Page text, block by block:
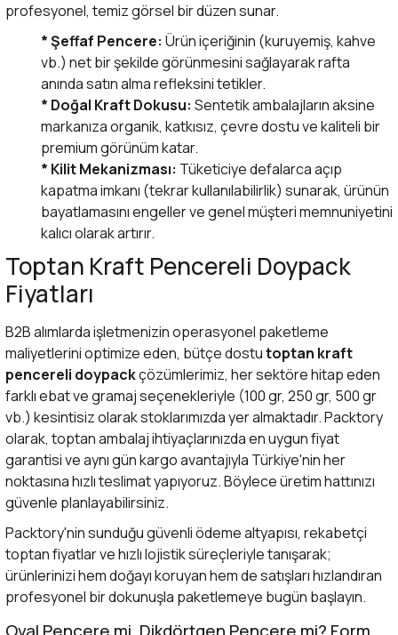
profesyonel, temiz görsel bir düzen sunar.
* Şeffaf Pencere: Ürün içeriğinin (kuruyemiş, kahve
vb.) net bir şekilde görünmesini sağlayarak rafta
anında satın alma refleksini tetikler.
* Doğal Kraft Dokusu: Sentetik ambalajların aksine
markanıza organik, katkısız, çevre dostu ve kaliteli bir
premium görünüm katar.
* Kilit Mekanizması: Tüketiciye defalarca açıp
kapatma imkanı (tekrar kullanılabilirlik) sunarak, ürünün
bayatlamasını engeller ve genel müşteri memnuniyetini
kalıcı olarak artırır.
Toptan Kraft Pencereli Doypack
Fiyatları
B2B alımlarda işletmenizin operasyonel paketleme
maliyetlerini optimize eden, bütçe dostutoptan kraft
pencereli doypackçözümlerimiz, her sektöre hitap eden
farklı ebat ve gramaj seçenekleriyle (100 gr, 250 gr, 500 gr
vb.) kesintisiz olarak stoklarımızda yer almaktadır. Packtory
olarak, toptan ambalaj ihtiyaçlarınızda en uygun fiyat
garantisi ve aynı gün kargo avantajıyla Türkiye'nin her
noktasına hızlı teslimat yapıyoruz. Böylece üretim hattınızı
güvenle planlayabilirsiniz.
Packtory'nin sunduğu güvenli ödeme altyapısı, rekabetçi
toptan fiyatlar ve hızlı lojistik süreçleriyle tanışarak;
ürünlerinizi hem doğayı koruyan hem de satışları hızlandıran
profesyonel bir dokunuşla paketlemeye bugün başlayın.